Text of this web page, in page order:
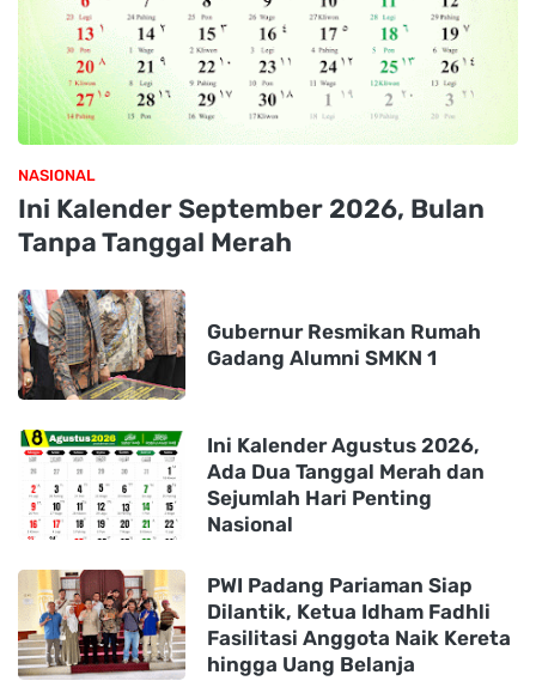
NASIONAL
Ini Kalender September 2026, Bulan
Tanpa Tanggal Merah
Gubernur Resmikan Rumah
Gadang Alumni SMKN 1
Ini Kalender Agustus 2026,
Ada Dua Tanggal Merah dan
Sejumlah Hari Penting
Nasional
PWI Padang Pariaman Siap
Dilantik, Ketua Idham Fadhli
Fasilitasi Anggota Naik Kereta
hingga Uang Belanja